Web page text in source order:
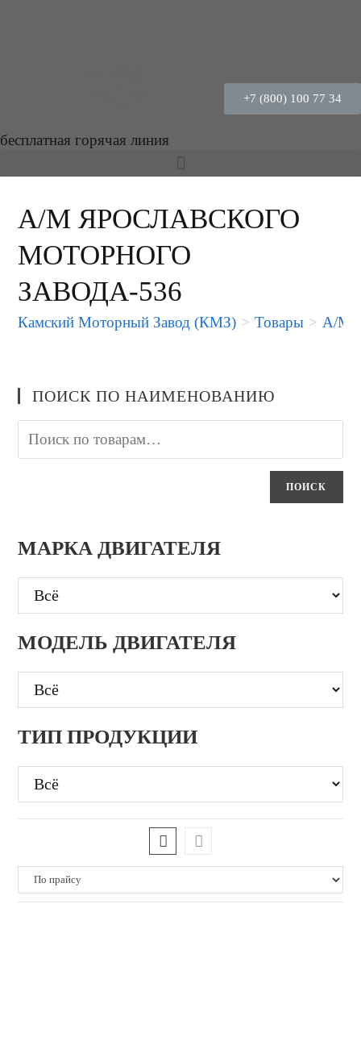
+7 (800) 100 77 34
бесплатная горячая линия
А/М ЯРОСЛАВСКОГО
МОТОРНОГО
ЗАВОДА-536
Камский Моторный Завод (КМЗ) > Товары > А/М
ПОИСК ПО НАИМЕНОВАНИЮ
ПОИСК
МАРКА ДВИГАТЕЛЯ
МОДЕЛЬ ДВИГАТЕЛЯ
ТИП ПРОДУКЦИИ